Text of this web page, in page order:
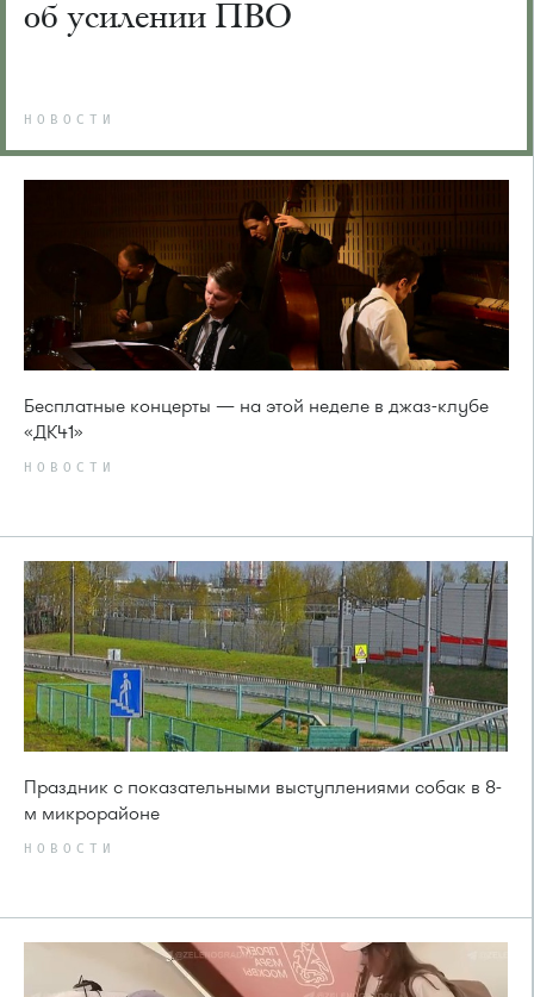
об усилении ПВО
НОВОСТИ
Бесплатные концерты — на этой неделе в джаз-клубе
«ДК41»
НОВОСТИ
Праздник с показательными выступлениями собак в 8-
м микрорайоне
НОВОСТИ